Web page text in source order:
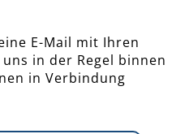
E-Mail mit Ihren
in der Regel binnen
in Verbindung